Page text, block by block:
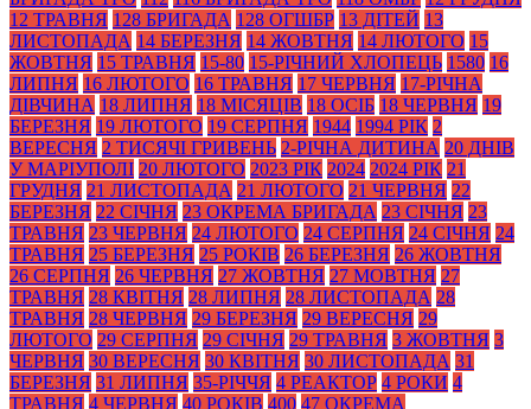
12 ТРАВНЯ 128 БРИГАДА 128 ОГШБР 13 ДІТЕЙ 13
ЛИСТОПАДА 14 БЕРЕЗНЯ 14 ЖОВТНЯ 14 ЛЮТОГО 15
ЖОВТНЯ 15 ТРАВНЯ 15-80 15-РІЧНИЙ ХЛОПЕЦЬ 1580 16
ЛИПНЯ 16 ЛЮТОГО 16 ТРАВНЯ 17 ЧЕРВНЯ 17-РІЧНА
ДІВЧИНА 18 ЛИПНЯ 18 МІСЯЦІВ 18 ОСІБ 18 ЧЕРВНЯ 19
БЕРЕЗНЯ 19 ЛЮТОГО 19 СЕРПНЯ 1944 1994 РІК 2
ВЕРЕСНЯ 2 ТИСЯЧІ ГРИВЕНЬ 2-РІЧНА ДИТИНА 20 ДНІВ
У МАРІУПОЛІ 20 ЛЮТОГО 2023 РІК 2024 2024 РІК 21
ГРУДНЯ 21 ЛИСТОПАДА 21 ЛЮТОГО 21 ЧЕРВНЯ 22
БЕРЕЗНЯ 22 СІЧНЯ 23 ОКРЕМА БРИГАДА 23 СІЧНЯ 23
ТРАВНЯ 23 ЧЕРВНЯ 24 ЛЮТОГО 24 СЕРПНЯ 24 СІЧНЯ 24
ТРАВНЯ 25 БЕРЕЗНЯ 25 РОКІВ 26 БЕРЕЗНЯ 26 ЖОВТНЯ
26 СЕРПНЯ 26 ЧЕРВНЯ 27 ЖОВТНЯ 27 МОВТНЯ 27
ТРАВНЯ 28 КВІТНЯ 28 ЛИПНЯ 28 ЛИСТОПАДА 28
ТРАВНЯ 28 ЧЕРВНЯ 29 БЕРЕЗНЯ 29 ВЕРЕСНЯ 29
ЛЮТОГО 29 СЕРПНЯ 29 СІЧНЯ 29 ТРАВНЯ 3 ЖОВТНЯ 3
ЧЕРВНЯ 30 ВЕРЕСНЯ 30 КВІТНЯ 30 ЛИСТОПАДА 31
БЕРЕЗНЯ 31 ЛИПНЯ 35-РІЧЧЯ 4 РЕАКТОР 4 РОКИ 4
ТРАВНЯ 4 ЧЕРВНЯ 40 РОКІВ 400 47 ОКРЕМА